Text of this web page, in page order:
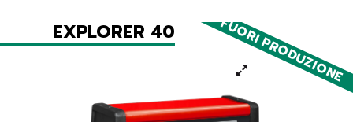
FUORI PRODUZIONE
EXPLORER 40